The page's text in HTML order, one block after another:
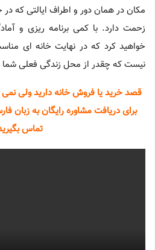
مکان در همان دور و اطراف ایالتی که
زحمت دارد. با کمی برنامه ریزی و
خواهید کرد که در نهایت خانه ای
نیست که چقدر از محل زندگی فعلی شما
قصد خرید یا فروش خانه دارید ولی نمی
برای دریافت مشاوره رایگان به زبان
تماس